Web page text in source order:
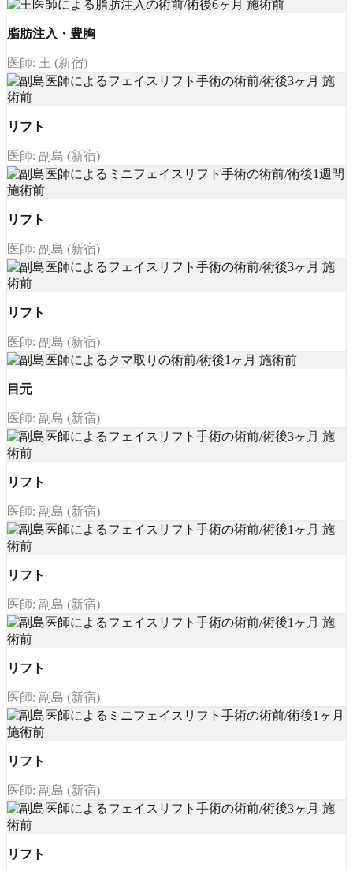
脂肪注入・豊胸
医師: 王 (新宿)
リフト
医師: 副島 (新宿)
リフト
医師: 副島 (新宿)
リフト
医師: 副島 (新宿)
目元
医師: 副島 (新宿)
リフト
医師: 副島 (新宿)
リフト
医師: 副島 (新宿)
リフト
医師: 副島 (新宿)
リフト
医師: 副島 (新宿)
リフト